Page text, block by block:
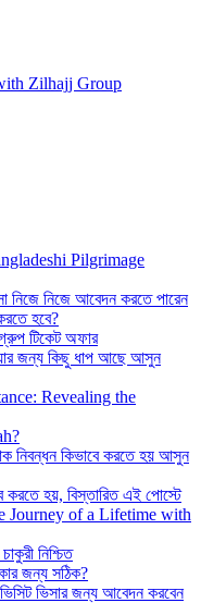
Zilhajj Group
Pilgrimage
নিজে নিজে আবেদন করতে পারেন
হবে?
টিকেট অফার
জন্য কিছু ধাপ আছে আসুন
Revealing the
নিবন্ধন কিভাবে করতে হয় আসুন
করতে হয়, বিস্তারিত এই পোস্টে
Journey of a Lifetime with
নিশ্চিত
জন্য সঠিক?
ভিসার জন্য আবেদন করবেন